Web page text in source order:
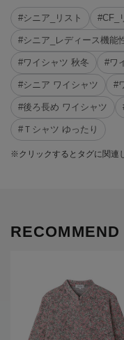
#シニア_リスト #CF_
#シニア_レディース機能
#ワイシャツ 秋冬 #ワ
#シニア ワイシャツ #
#後ろ長め ワイシャツ
#Ｔシャツ ゆったり
※クリックするとタグに関連
RECOMMEND